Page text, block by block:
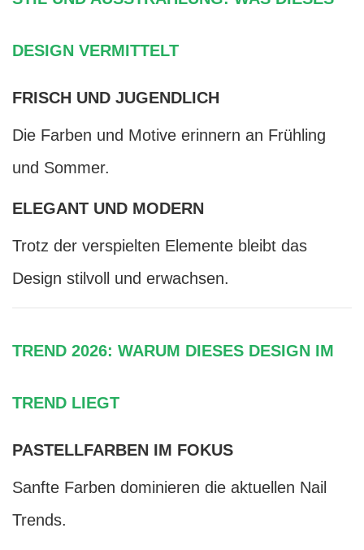
DESIGN VERMITTELT
FRISCH UND JUGENDLICH
Die Farben und Motive erinnern an Frühling
und Sommer.
ELEGANT UND MODERN
Trotz der verspielten Elemente bleibt das
Design stilvoll und erwachsen.
TREND 2026: WARUM DIESES DESIGN IM
TREND LIEGT
PASTELLFARBEN IM FOKUS
Sanfte Farben dominieren die aktuellen Nail
Trends.